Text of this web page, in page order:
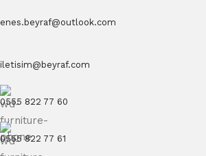
enes.beyraf@outlook.com
iletisim@beyraf.com
0555 822 77 60
0555 822 77 61